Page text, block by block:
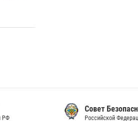
Совет Безопасности
Российской Федерации